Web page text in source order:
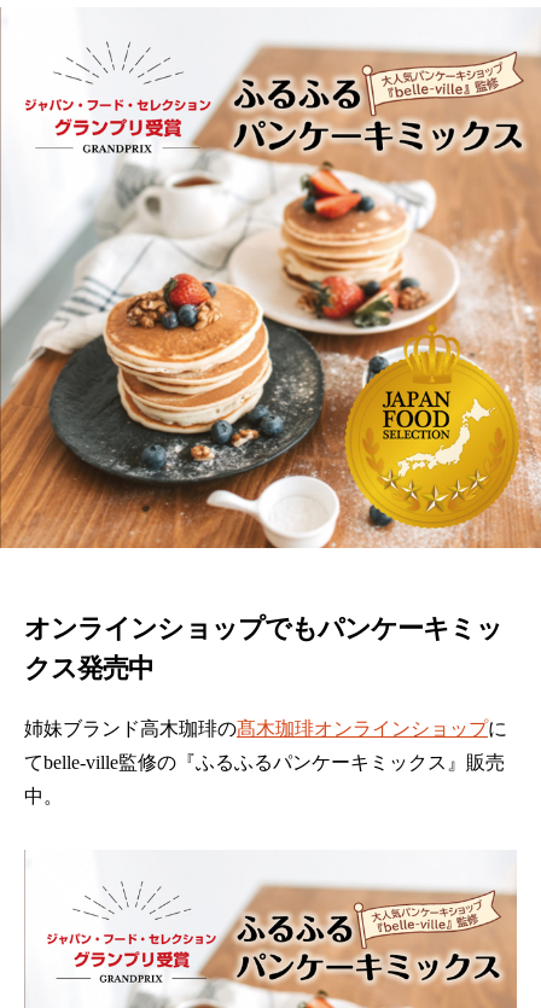
オンラインショップでもパンケーキミッ
クス発売中
姉妹ブランド高木珈琲の髙木珈琲オンラインショップに
てbelle-ville監修の『ふるふるパンケーキミックス』販売
中。